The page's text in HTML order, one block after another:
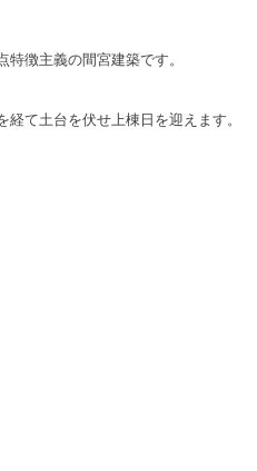
特徴主義の間宮建築です。
て土台を伏せ上棟日を迎えます。